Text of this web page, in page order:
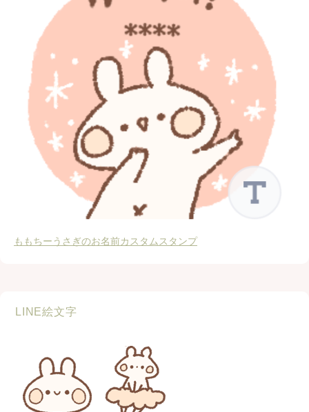
ももちーうさぎのお名前カスタムスタンプ
LINE絵文字